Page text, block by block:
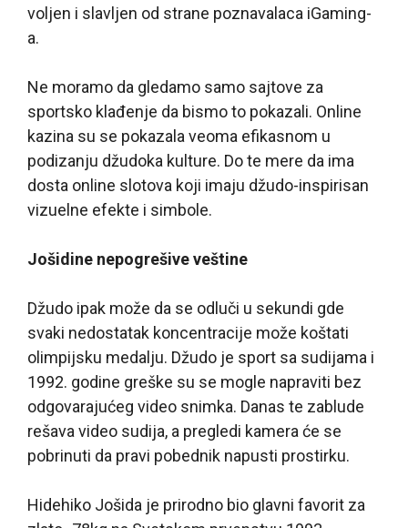
voljen i slavljen od strane poznavalaca iGaming-
a.
Ne moramo da gledamo samo sajtove za
sportsko klađenje da bismo to pokazali. Online
kazina su se pokazala veoma efikasnom u
podizanju džudoka kulture. Do te mere da ima
dosta online slotova koji imaju džudo-inspirisan
vizuelne efekte i simbole.
Jošidine nepogrešive veštine
Džudo ipak može da se odluči u sekundi gde
svaki nedostatak koncentracije može koštati
olimpijsku medalju. Džudo je sport sa sudijama i
1992. godine greške su se mogle napraviti bez
odgovarajućeg video snimka. Danas te zablude
rešava video sudija, a pregledi kamera će se
pobrinuti da pravi pobednik napusti prostirku.
Hidehiko Jošida je prirodno bio glavni favorit za